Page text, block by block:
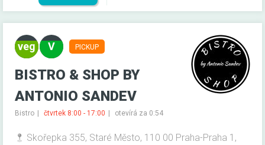
PICKUP
BISTRO & SHOP BY
ANTONIO SANDEV
Bistro čtvrtek 8:00 - 17:00 otevírá za 0:54
Skořepka 355, Staré Město, 110 00 Praha-Praha 1,